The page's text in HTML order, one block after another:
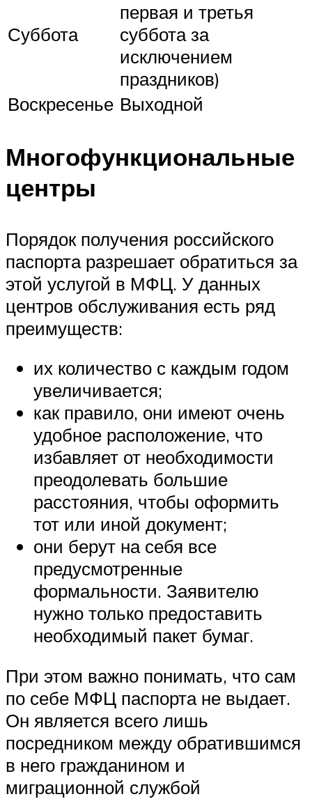
Суббота
первая и третья
суббота за
исключением
праздников)
Воскресенье Выходной
Многофункциональные
центры
Порядок получения российского
паспорта разрешает обратиться за
этой услугой в МФЦ. У данных
центров обслуживания есть ряд
преимуществ:
их количество с каждым годом
увеличивается;
как правило, они имеют очень
удобное расположение, что
избавляет от необходимости
преодолевать большие
расстояния, чтобы оформить
тот или иной документ;
они берут на себя все
предусмотренные
формальности. Заявителю
нужно только предоставить
необходимый пакет бумаг.
При этом важно понимать, что сам
по себе МФЦ паспорта не выдает.
Он является всего лишь
посредником между обратившимся
в него гражданином и
миграционной службой